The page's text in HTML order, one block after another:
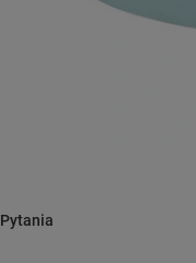
Pytania